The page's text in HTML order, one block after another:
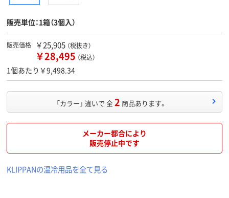
販売単位：1箱（3個入）
販売価格 ￥25,905 （税抜き）
￥28,495 （税込）
1個あたり￥9,498.34
「カラー」 違いで 全2 商品あります。
メーカー都合により
販売停止中です
KLIPPANの温冷用品を全て見る